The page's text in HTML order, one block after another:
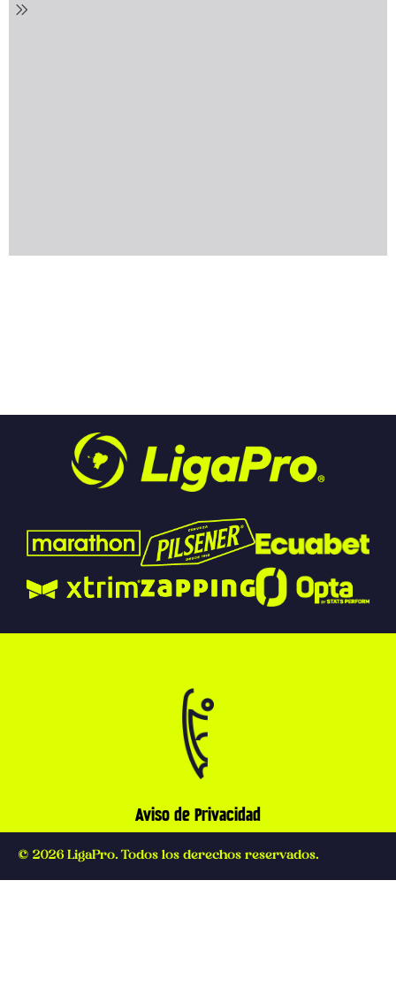
Aviso de Privacidad
© 2026 LigaPro. Todos los derechos reservados.